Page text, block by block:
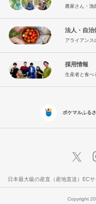
農家さん・漁
法人・自治
アライアンス
採用情報
生産者と食べ
ポケマルふる
日本最大級の産直（産地直送）EC
Copyright